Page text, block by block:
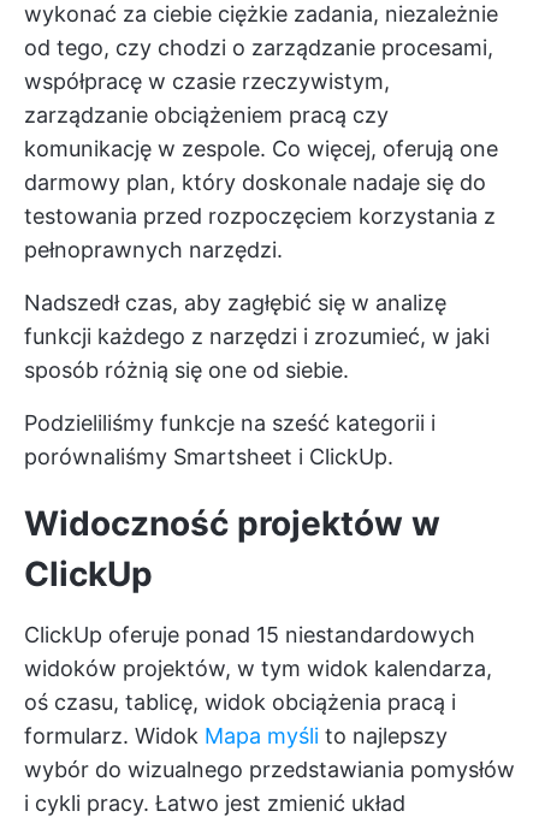
wykonać za ciebie ciężkie zadania, niezależnie
od tego, czy chodzi o zarządzanie procesami,
współpracę w czasie rzeczywistym,
zarządzanie obciążeniem pracą czy
komunikację w zespole. Co więcej, oferują one
darmowy plan, który doskonale nadaje się do
testowania przed rozpoczęciem korzystania z
pełnoprawnych narzędzi.
Nadszedł czas, aby zagłębić się w analizę
funkcji każdego z narzędzi i zrozumieć, w jaki
sposób różnią się one od siebie.
Podzieliliśmy funkcje na sześć kategorii i
porównaliśmy Smartsheet i ClickUp.
Widoczność projektów w
ClickUp
ClickUp oferuje ponad 15 niestandardowych
widoków projektów, w tym widok kalendarza,
oś czasu, tablicę, widok obciążenia pracą i
formularz. Widok Mapa myśli to najlepszy
wybór do wizualnego przedstawiania pomysłów
i cykli pracy. Łatwo jest zmienić układ